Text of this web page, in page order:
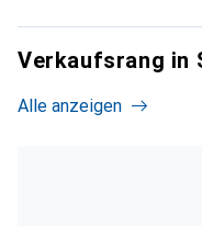
Verkaufsrang in
Alle anzeigen